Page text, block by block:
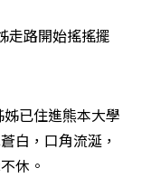
走路開始搖搖擺
已住進熊本大學
白，口角流涎，
休。